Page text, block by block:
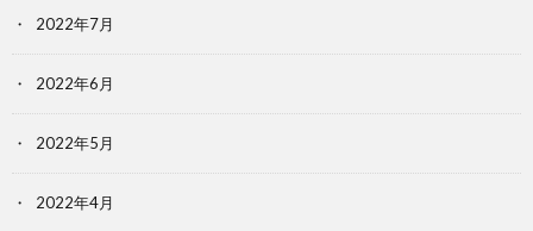
2022年7月
2022年6月
2022年5月
2022年4月